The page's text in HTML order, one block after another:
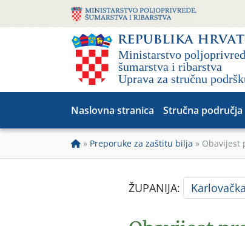
Naslovna stranica Stručna područja
» Preporuke za zaštitu bilja » Obavijest
ŽUPANIJA: Karlovačka